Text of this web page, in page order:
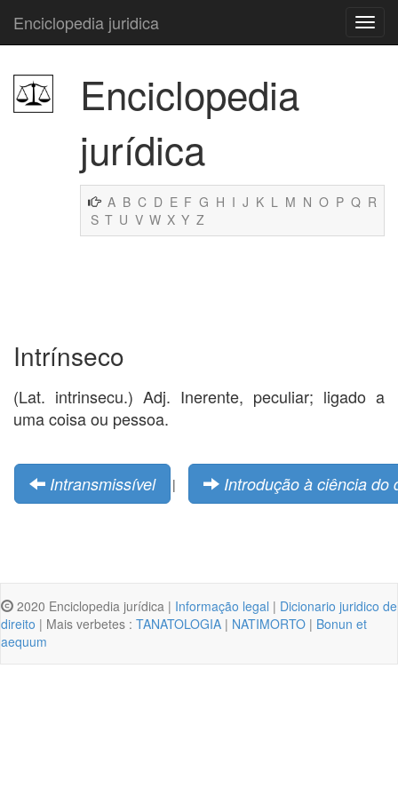
Enciclopedia juridica
Enciclopedia
jurídica
A B C D E F G H I J K L M N O P Q R
S T U V W X Y Z
Intrínseco
(Lat. intrinsecu.) Adj. Inerente, peculiar; ligado a
uma coisa ou pessoa.
Intransmissível | Introdução à ciência do
2020 Enciclopedia jurídica | Informação legal | Dicionario juridico de
direito | Mais verbetes : TANATOLOGIA | NATIMORTO | Bonun et
aequum